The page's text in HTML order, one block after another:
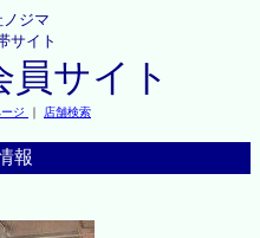
ジマ
サイト
サイト
ジ ｜ 店舗検索
報